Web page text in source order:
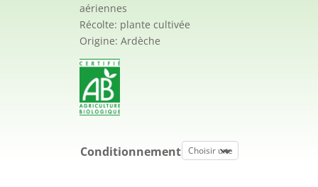
aériennes
Récolte: plante cultivée
Origine: Ardèche
Conditionnement